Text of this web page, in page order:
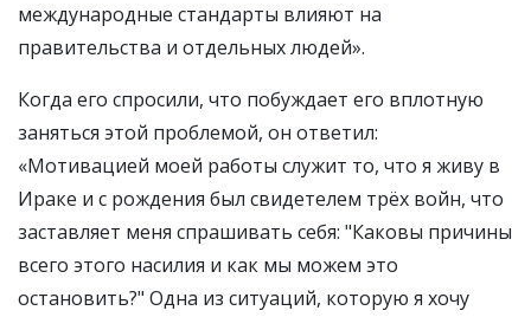
международные стандарты влияют на
правительства и отдельных людей».
Когда его спросили, что побуждает его вплотную
заняться этой проблемой, он ответил:
«Мотивацией моей работы служит то, что я живу в
Ираке и с рождения был свидетелем трёх войн, что
заставляет меня спрашивать себя: "Каковы причины
всего этого насилия и как мы можем это
остановить?" Одна из ситуаций, которую я хочу